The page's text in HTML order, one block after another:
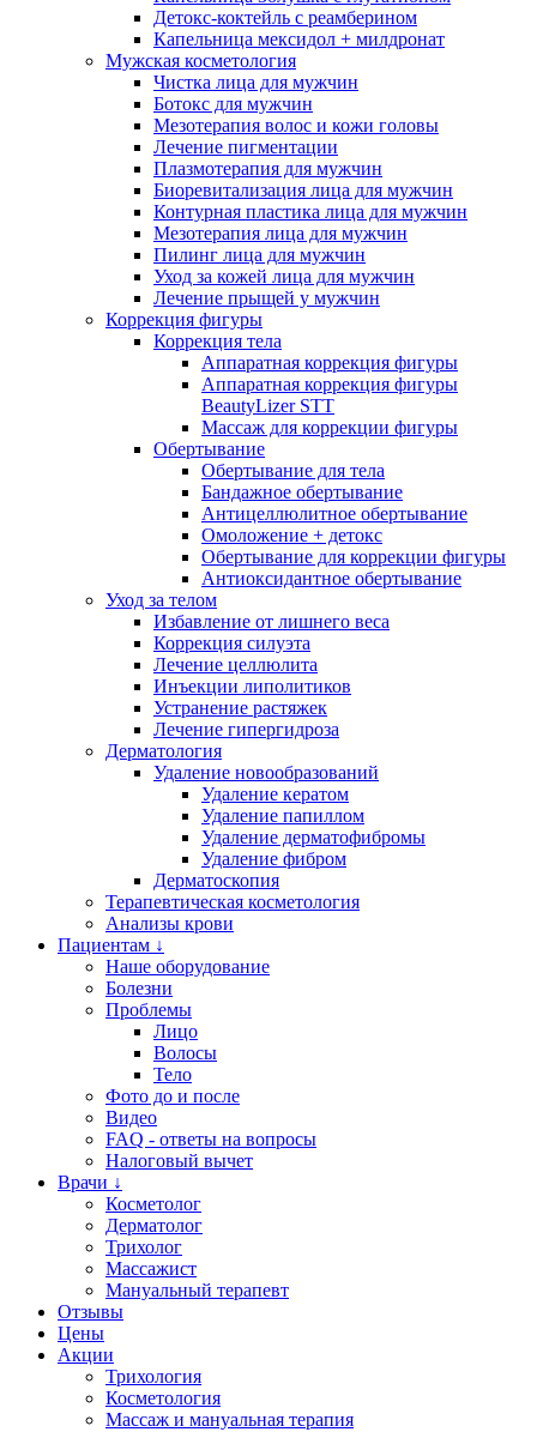
Детокс-коктейль с реамберином
Капельница мексидол + милдронат
Мужская косметология
Чистка лица для мужчин
Ботокс для мужчин
Мезотерапия волос и кожи головы
Лечение пигментации
Плазмотерапия для мужчин
Биоревитализация лица для мужчин
Контурная пластика лица для мужчин
Мезотерапия лица для мужчин
Пилинг лица для мужчин
Уход за кожей лица для мужчин
Лечение прыщей у мужчин
Коррекция фигуры
Коррекция тела
Аппаратная коррекция фигуры
Аппаратная коррекция фигуры
BeautyLizer STT
Массаж для коррекции фигуры
Обертывание
Обертывание для тела
Бандажное обертывание
Антицеллюлитное обертывание
Омоложение + детокс
Обертывание для коррекции фигуры
Антиоксидантное обертывание
Уход за телом
Избавление от лишнего веса
Коррекция силуэта
Лечение целлюлита
Инъекции липолитиков
Устранение растяжек
Лечение гипергидроза
Дерматология
Удаление новообразований
Удаление кератом
Удаление папиллом
Удаление дерматофибромы
Удаление фибром
Дерматоскопия
Терапевтическая косметология
Анализы крови
Пациентам ↓
Наше оборудование
Болезни
Проблемы
Лицо
Волосы
Тело
Фото до и после
Видео
FAQ - ответы на вопросы
Налоговый вычет
Врачи ↓
Косметолог
Дерматолог
Трихолог
Массажист
Мануальный терапевт
Отзывы
Цены
Акции
Трихология
Косметология
Массаж и мануальная терапия